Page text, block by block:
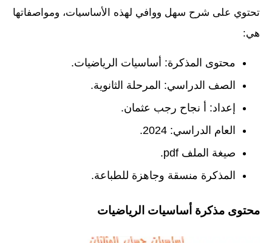
تحتوي على شرح سهل ووافي لهذه الأساسيات، ومواصفاتها
هي:
محتوى المذكرة: أساسيات الرياضيات.
الصف الدراسي: المرحلة الثانوية.
إعداد: أ نجاح رجب عثمان.
العام الدراسي: 2024.
صيغة الملف pdf.
المذكرة منسقة وجاهزة للطباعة.
محتوى مذكرة أساسيات الرياضيات